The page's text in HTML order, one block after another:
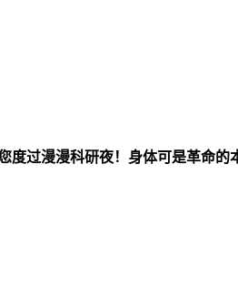
度过漫漫科研夜！身体可是革命的